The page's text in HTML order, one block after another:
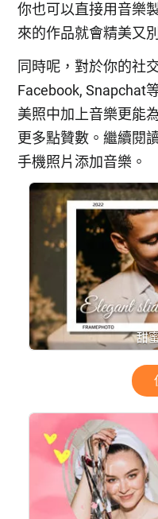
你也可以直接用音樂
來的作品就會精美又
同時呢，對於你的社
Facebook, Snapchat
美照中加上音樂更能
更多點贊數。繼續閱
手機照片添加音樂。
甜